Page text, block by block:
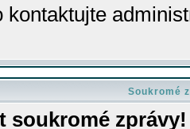
kontaktujte
Soukromé
soukromé zprávy!